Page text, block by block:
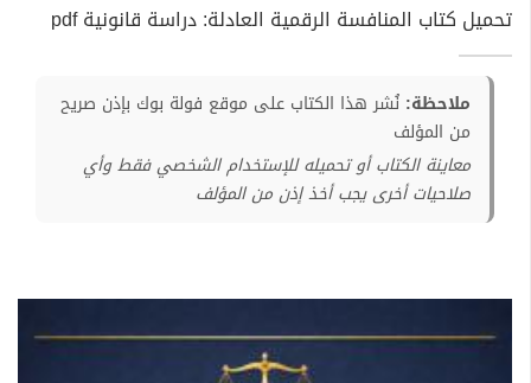
تحميل كتاب المنافسة الرقمية العادلة: دراسة قانونية pdf
ملاحظة: نُشر هذا الكتاب على موقع فولة بوك بإذن صريح
من المؤلف
معاينة الكتاب أو تحميله للإستخدام الشخصي فقط وأي
صلاحيات أخرى يجب أخذ إذن من المؤلف